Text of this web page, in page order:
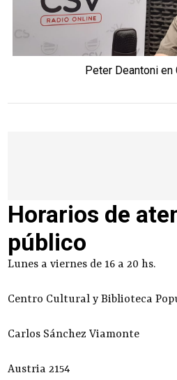
Peter Deantoni en
Horarios de
público
Lunes a viernes de 16 a 20 hs.
Centro Cultural y Biblioteca
Carlos Sánchez Viamonte
Austria 2154